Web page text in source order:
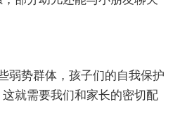
弱势群体，孩子们的自我保护
就需要我们和家长的密切配